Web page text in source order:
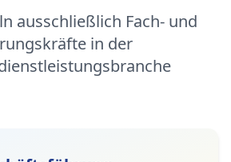
ausschließlich Fach- und
in der